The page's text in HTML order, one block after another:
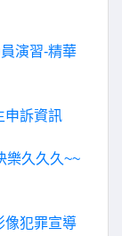
演習-精華
申訴資訊
樂久久久~~
像犯罪宣導